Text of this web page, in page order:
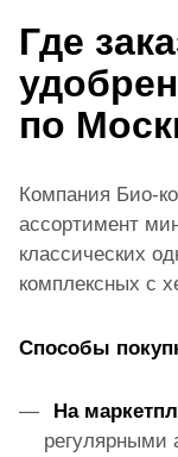
Где
по
Компания Био-
ассортимент
классических
комплексных с
Способы
На
регулярными